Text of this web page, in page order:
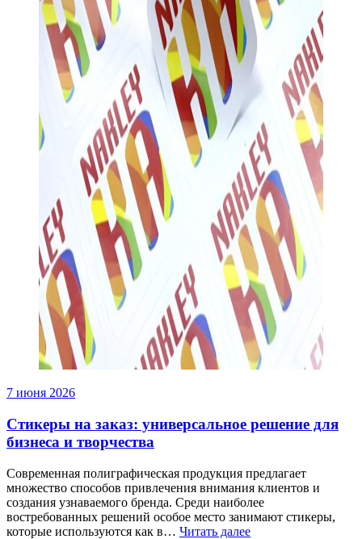
7 июня 2026
Стикеры на заказ: универсальное решение для
бизнеса и творчества
Современная полиграфическая продукция предлагает
множество способов привлечения внимания клиентов и
создания узнаваемого бренда. Среди наиболее
востребованных решений особое место занимают стикеры,
которые используются как в… Читать далее